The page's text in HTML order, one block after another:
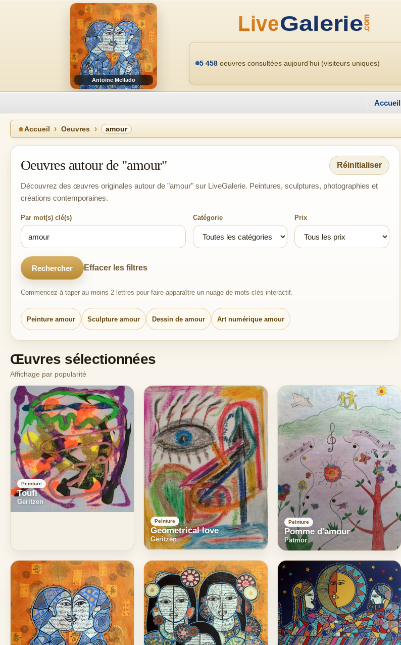
Antoine Mellado
5 458 oeuvres consultées aujourd’hui (visiteurs uniques)
Accueil
Accueil Oeuvres amour
Oeuvres autour de "amour" Réinitialiser
Découvrez des œuvres originales autour de "amour" sur LiveGalerie. Peintures, sculptures, photographies et
créations contemporaines.
Par mot(s) clé(s) Catégorie Prix
Rechercher Effacer les filtres
Commencez à taper au moins 2 lettres pour faire apparaître un nuage de mots-clés interactif.
Peinture amour Sculpture amour Dessin de amour Art numérique amour
Œuvres sélectionnées
Affichage par popularité
Peinture
Toufi
Geritzen
Peinture
Geometrical love
Geritzen
Peinture
Pomme d'amour
Patmor